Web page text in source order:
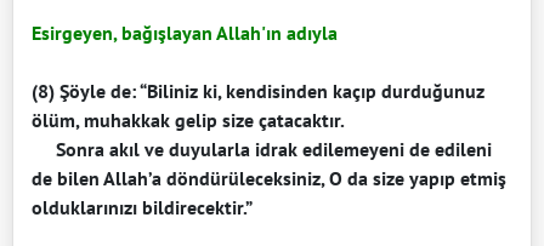
Esirgeyen, bağışlayan Allah'ın adıyla
(8) Şöyle de: “Biliniz ki, kendisinden kaçıp durduğunuz
ölüm, muhakkak gelip size çatacaktır.
Sonra akıl ve duyularla idrak edilemeyeni de edileni
de bilen Allah’a döndürüleceksiniz, O da size yapıp etmiş
olduklarınızı bildirecektir.”